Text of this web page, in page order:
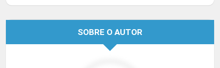
SOBRE O AUTOR